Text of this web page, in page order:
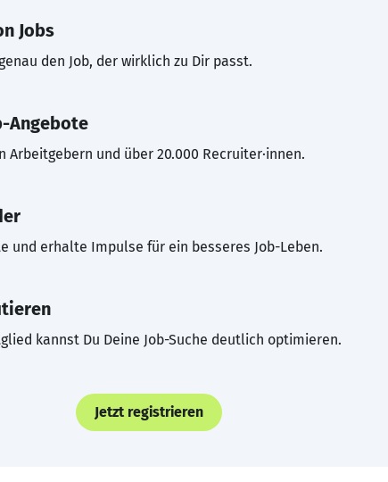
Jobs
den Job, der wirklich zu Dir passt.
Angebote
Arbeitgebern und über 20.000 Recruiter·innen.
und erhalte Impulse für ein besseres Job-Leben.
kannst Du Deine Job-Suche deutlich optimieren.
Jetzt registrieren